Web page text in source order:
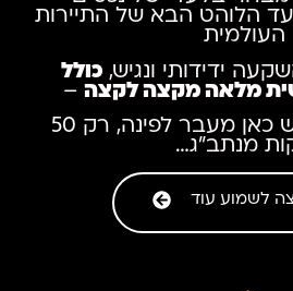
הלוהט הבא של התיירות
העולמית
ידידותי ונגיש, כולל
מלאה מקצה לקצה –
והכול נמצא ממש כאן מעבר לפינה, רק 50
מנתב”ג…
לשמוע עוד